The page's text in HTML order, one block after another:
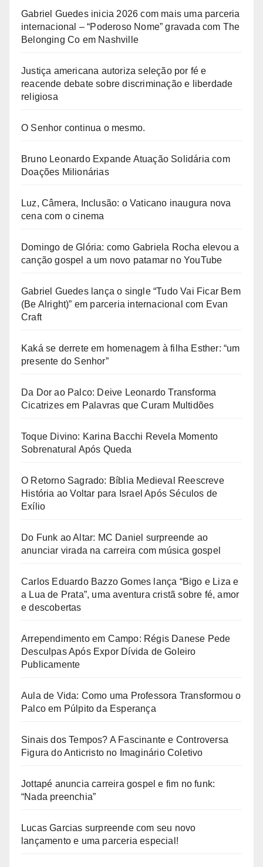
Gabriel Guedes inicia 2026 com mais uma parceria
internacional – “Poderoso Nome” gravada com The
Belonging Co em Nashville
Justiça americana autoriza seleção por fé e
reacende debate sobre discriminação e liberdade
religiosa
O Senhor continua o mesmo.
Bruno Leonardo Expande Atuação Solidária com
Doações Milionárias
Luz, Câmera, Inclusão: o Vaticano inaugura nova
cena com o cinema
Domingo de Glória: como Gabriela Rocha elevou a
canção gospel a um novo patamar no YouTube
Gabriel Guedes lança o single “Tudo Vai Ficar Bem
(Be Alright)” em parceria internacional com Evan
Craft
Kaká se derrete em homenagem à filha Esther: “um
presente do Senhor”
Da Dor ao Palco: Deive Leonardo Transforma
Cicatrizes em Palavras que Curam Multidões
Toque Divino: Karina Bacchi Revela Momento
Sobrenatural Após Queda
O Retorno Sagrado: Bíblia Medieval Reescreve
História ao Voltar para Israel Após Séculos de
Exílio
Do Funk ao Altar: MC Daniel surpreende ao
anunciar virada na carreira com música gospel
Carlos Eduardo Bazzo Gomes lança “Bigo e Liza e
a Lua de Prata”, uma aventura cristã sobre fé, amor
e descobertas
Arrependimento em Campo: Régis Danese Pede
Desculpas Após Expor Dívida de Goleiro
Publicamente
Aula de Vida: Como uma Professora Transformou o
Palco em Púlpito da Esperança
Sinais dos Tempos? A Fascinante e Controversa
Figura do Anticristo no Imaginário Coletivo
Jottapé anuncia carreira gospel e fim no funk:
“Nada preenchia”
Lucas Garcias surpreende com seu novo
lançamento e uma parceria especial!